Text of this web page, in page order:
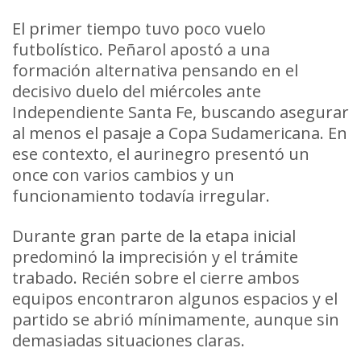
El primer tiempo tuvo poco vuelo
futbolístico. Peñarol apostó a una
formación alternativa pensando en el
decisivo duelo del miércoles ante
Independiente Santa Fe, buscando asegurar
al menos el pasaje a Copa Sudamericana. En
ese contexto, el aurinegro presentó un
once con varios cambios y un
funcionamiento todavía irregular.
Durante gran parte de la etapa inicial
predominó la imprecisión y el trámite
trabado. Recién sobre el cierre ambos
equipos encontraron algunos espacios y el
partido se abrió mínimamente, aunque sin
demasiadas situaciones claras.